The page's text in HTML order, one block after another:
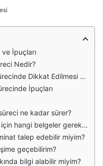
İpuçları
Nedir?
Dikkat Edilmesi Gerekenler
İpuçları
ne kadar sürer?
hangi belgeler gereklidir?
talep edebilir miyim?
geçebilirim?
bilgi alabilir miyim?